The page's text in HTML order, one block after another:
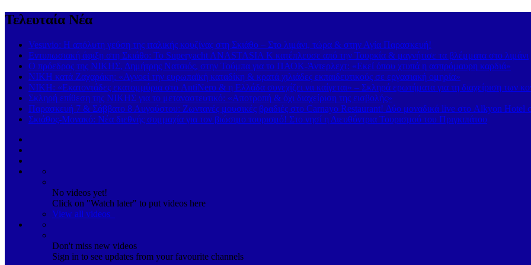
Τελευταία Νέα
Vesuvio: Η απόλυτη γεύση της ιταλικής κουζίνας στη Σκιάθο – Στο λιμάνι, τώρα & στην Αγία Παρασκευή!
Εντυπωσιακή άφιξη στη Σκιάθο: Το Superyacht ANASTASIA K κατέπλευσε από την Τουρκία & μαγνήτισε τα βλέμματα στο λιμάνι
Ο πρόεδρος της ΝΙΚΗΣ, Δημήτρης Νατσιός, στην Τούμπα για το ΠΑΟΚ-Άντερλεχτ: «Εκεί όπου χτυπά η ασπρόμαυρη καρδιά»
ΝΙΚΗ κατά Ζαχαράκη: «Αγνοεί την ευρωπαϊκή καταδίκη & κρατά χιλιάδες εκπαιδευτικούς σε εργασιακή ομηρία»
ΝΙΚΗ: «Εκατοντάδες εκατομμύρια στο AntiNero & η Ελλάδα συνεχίζει να καίγεται» – Σκληρά ερωτήματα για τη διαχείριση των
Σκληρή επίθεση της ΝΙΚΗΣ για το μεταναστευτικό: «Αποτροπή & όχι διαχείριση της εισβολής»
Παρασκευή 7 & Σάββατο 8 Αυγούστου: Ζωντανές μουσικές βραδιές στο Carnayo Restaurant! Δύο μοναδικά live στο Alkyon Hotel
Σκιάθος-Μονακό: Νέα διεθνής συμμαχία για τον βιώσιμο τουρισμό! Στο νησί η Διευθύντρια Τουρισμού του Πριγκιπάτου
No videos yet!
Click on "Watch later" to put videos here
View all videos
Don't miss new videos
Sign in to see updates from your favourite channels